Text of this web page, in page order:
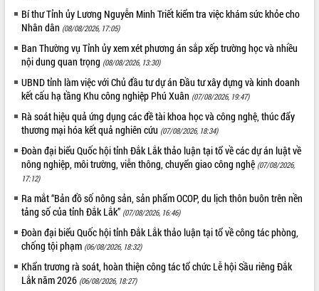
Triển khai đồng bộ đo đạc, lập hồ sơ
địa chính, hoàn thiện cơ sở dữ liệu đất
Ứng dụng sinh trắc học - Bước tiến
trong hành trình chuyển đổi số tại Đắk
Lắk
Đắk Lắk nâng cao hiệu quả công tác
Đảng từ Sổ tay đảng viên điện tử
Đắk Lắk đẩy mạnh nuôi biển công
nghệ, hướng tới phát triển thủy sản
bền vững
Tập huấn nâng cao năng lực triển khai
chuyển đổi số cho cán bộ, công chức
cấp xã
Đắk Lắk phát động hưởng ứng Ngày
Quyền của người tiêu dùng Việt Nam
2026
Đẩy mạnh cải cách hành chính, quyết
tâm đạt được mục tiêu tăng trưởng
Bí thư Tỉnh ủy Lương Nguyễn Minh Triết kiểm tra việc khám sức khỏe cho
Nhân dân (08/08/2026, 17:05)
Ban Thường vụ Tỉnh ủy xem xét phương án sắp xếp trường học và nhiều
nội dung quan trọng (08/08/2026, 13:30)
UBND tỉnh làm việc với Chủ đầu tư dự án Đầu tư xây dựng và kinh doanh
kết cấu hạ tầng Khu công nghiệp Phú Xuân (07/08/2026, 19:47)
Rà soát hiệu quả ứng dụng các đề tài khoa học và công nghệ, thúc đẩy
thương mại hóa kết quả nghiên cứu (07/08/2026, 18:34)
Đoàn đại biểu Quốc hội tỉnh Đắk Lắk thảo luận tại tổ về các dự án luật về
nông nghiệp, môi trường, viễn thông, chuyển giao công nghệ (07/08/2026,
17:12)
Ra mắt “Bản đồ số nông sản, sản phẩm OCOP, du lịch thôn buôn trên nền
tảng số của tỉnh Đắk Lắk” (07/08/2026, 16:46)
Đoàn đại biểu Quốc hội tỉnh Đắk Lắk thảo luận tại tổ về công tác phòng,
chống tội phạm (06/08/2026, 18:32)
Khẩn trương rà soát, hoàn thiện công tác tổ chức Lễ hội Sầu riêng Đắk
Lắk năm 2026 (06/08/2026, 18:27)